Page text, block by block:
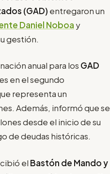
(GAD) entregaron un
Daniel Noboa y
gestión.
anual para los GAD
en el segundo
representa un
Además, informó que se
desde el inicio de su
de deudas históricas.
el Bastón de Mando y